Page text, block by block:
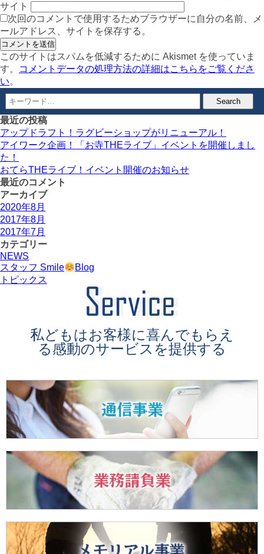
サイト
次回のコメントで使用するためブラウザーに自分の名前、メ
ールアドレス、サイトを保存する。
このサイトはスパムを低減するために Akismet を使っていま
す。
コメントデータの処理方法の詳細はこちらをご覧くださ
い。
最近の投稿
アップドラフト！ラグビーショップがリニューアル！
アイワーク企画！「お寺THEライブ」イベントを開催しまし
た！
おてらTHEライブ！イベント開催のお知らせ
最近のコメント
アーカイブ
2020年8月
2017年8月
2017年7月
カテゴリー
NEWS
スタッフ Smile
Blog
トピックス
私どもはお客様に喜んでもらえ
る感動のサービスを提供する